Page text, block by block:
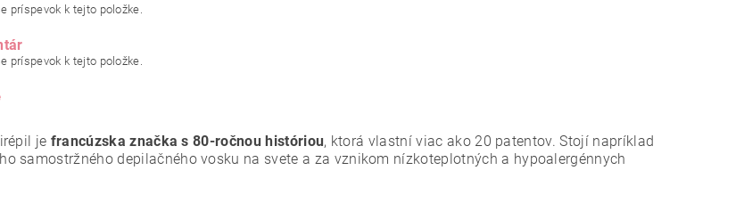
príspevok k tejto položke.
príspevok k tejto položke.
je francúzska značka s 80-ročnou históriou, ktorá vlastní viac ako 20 patentov. Stojí napríklad
samostržného depilačného vosku na svete a za vznikom nízkoteplotných a hypoalergénnych